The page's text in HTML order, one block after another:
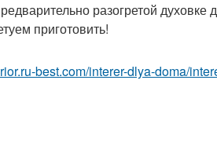
разогретой духовке
приготовить!
best.com/interer-dlya-doma/